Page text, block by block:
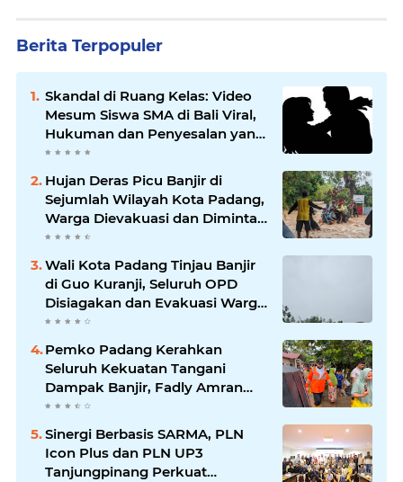
Berita Terpopuler
Skandal di Ruang Kelas: Video
Mesum Siswa SMA di Bali Viral,
Hukuman dan Penyesalan yang
Mengikuti
Hujan Deras Picu Banjir di
Sejumlah Wilayah Kota Padang,
Warga Dievakuasi dan Diminta
Waspada Banjir Susulan
Wali Kota Padang Tinjau Banjir
di Guo Kuranji, Seluruh OPD
Disiagakan dan Evakuasi Warga
Dipercepat
Pemko Padang Kerahkan
Seluruh Kekuatan Tangani
Dampak Banjir, Fadly Amran
Desak Percepatan Proyek
Pengendalian Bencana
Sinergi Berbasis SARMA, PLN
Icon Plus dan PLN UP3
Tanjungpinang Perkuat